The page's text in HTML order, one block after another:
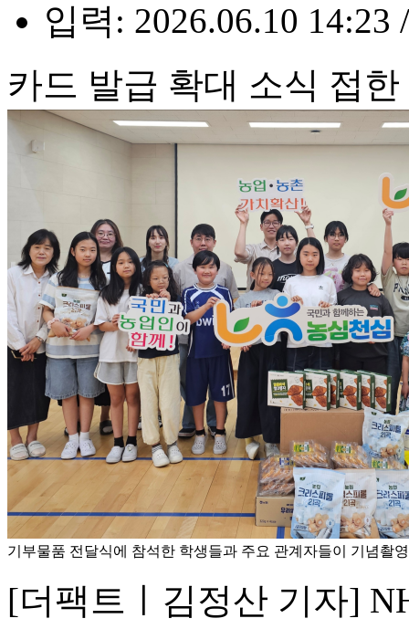
입력: 2026.06.10 14:23
카드 발급 확대 소식 접
기부물품 전달식에 참석한 학생들과 주요 관계자들이 기념촬
[더팩트ㅣ김정산 기자]